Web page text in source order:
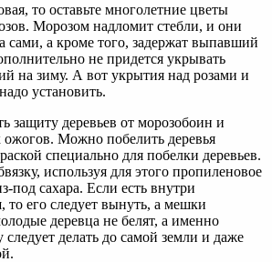
то оставьте многолетние цветы
Морозом надломит стебли, и они
сами, а кроме того, задержат выпавший
не придется укрывать
на зиму. А вот укрытия над розами и
установить.
защиту деревьев от морозобоин и
Можно побелить деревья
специально для побелки деревьев.
используя для этого пропиленовое
под сахара. Если есть внутри
его следует вынуть, а мешки
деревца не белят, а именно
делать до самой земли и даже